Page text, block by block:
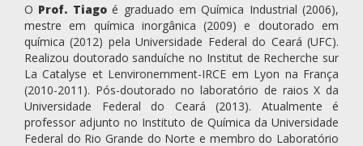
O Prof. Tiagoé graduado em Química Industrial (2006),
mestre em química inorgânica (2009) e doutorado em
química (2012) pela Universidade Federal do Ceará (UFC).
Realizou doutorado sanduíche no Institut de Recherche sur
La Catalyse et Lenvironemment-IRCE em Lyon na França
(2010-2011). Pós-doutorado no laboratório de raios X da
Universidade Federal do Ceará (2013). Atualmente é
professor adjunto no Instituto de Química da Universidade
Federal do Rio Grande do Norte e membro do Laboratório